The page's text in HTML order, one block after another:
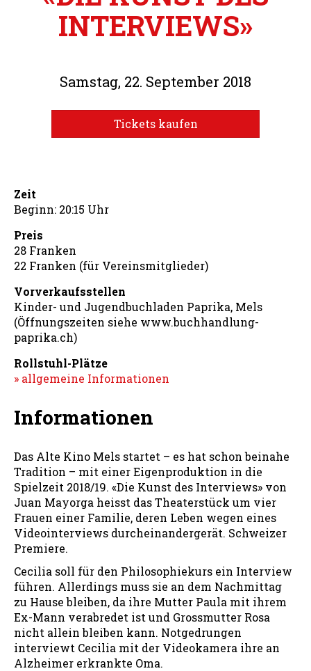
INTERVIEWS»
Samstag, 22. September 2018
Tickets kaufen
Zeit
Beginn: 20:15 Uhr
Preis
28 Franken
22 Franken (für Vereinsmitglieder)
Vorverkaufsstellen
Kinder- und Jugendbuchladen Paprika, Mels
(Öffnungszeiten siehe www.buchhandlung-
paprika.ch)
Rollstuhl-Plätze
» allgemeine Informationen
Informationen
Das Alte Kino Mels startet – es hat schon beinahe
Tradition – mit einer Eigenproduktion in die
Spielzeit 2018/19. «Die Kunst des Interviews» von
Juan Mayorga heisst das Theaterstück um vier
Frauen einer Familie, deren Leben wegen eines
Videointerviews durcheinandergerät. Schweizer
Premiere.
Cecilia soll für den Philosophiekurs ein Interview
führen. Allerdings muss sie an dem Nachmittag
zu Hause bleiben, da ihre Mutter Paula mit ihrem
Ex-Mann verabredet ist und Grossmutter Rosa
nicht allein bleiben kann. Notgedrungen
interviewt Cecilia mit der Videokamera ihre an
Alzheimer erkrankte Oma.